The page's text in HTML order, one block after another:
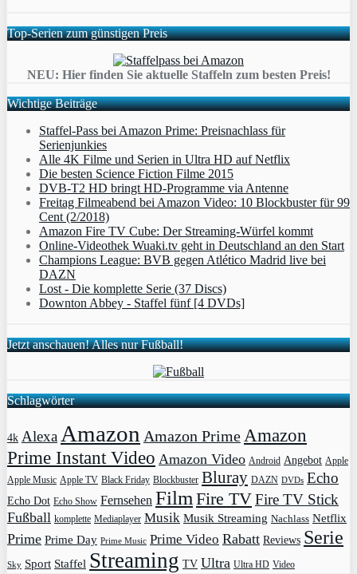
Top-Serien zum günstigen Preis
NEU: Hier finden Sie aktuelle Staffeln zum besten Preis!
Wichtige Beiträge
Staffel-Pass bei Amazon Prime: Preisnachlass für
Serienjunkies
Alle 4K Filme und Serien in Ultra HD auf Netflix
Die besten Science Fiction Filme 2015
DVB-T2 HD bringt HD-Programme via Antenne
Freitag Filmeabend bei Amazon Video: 10 Blockbuster für 99
Cent (2/2018)
Amazon Fire TV Cube: Der Streaming-Würfel kommt
Online-Videothek Wuaki.tv geht in Deutschland an den Start
Champions League: BVB gegen Atlético Madrid live bei
DAZN
Lost - Die komplette Serie (37 Discs)
Downton Abbey - Staffel fünf [4 DVDs]
Jetzt anschauen! Alles nur Fußball!
Schlagwörter
4k Alexa Amazon Amazon PrimeAmazon
Prime Instant Video Amazon Video Android Angebot Apple
Apple Music Apple TV Black Friday Blockbuster Bluray DAZN DVDs Echo
Echo Dot Echo Show Fernsehen Film Fire TVFire TV Stick
Fußball komplette Mediaplayer Musik Musik Streaming Nachlass Netflix
Prime Prime Day Prime Music Prime Video Rabatt Reviews Serie
Sky Sport Staffel Streaming TV Ultra Ultra HD Video